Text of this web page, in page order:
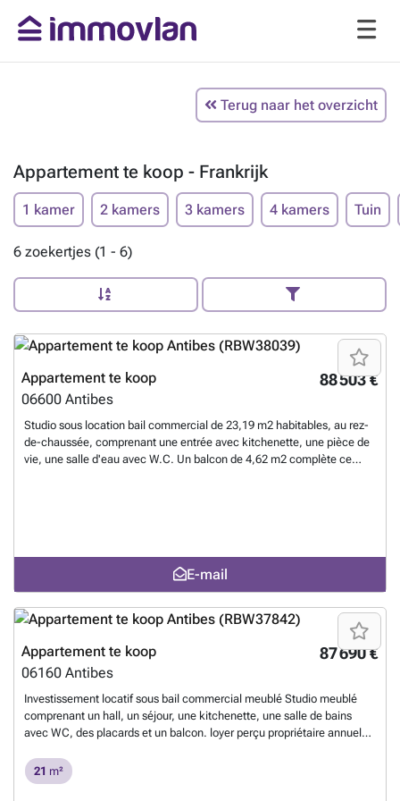
Terug naar het overzicht
Appartement te koop - Frankrijk
1 kamer 2 kamers 3 kamers 4 kamers Tuin
6 zoekertjes (1 - 6)
88 503 €
Appartement te koop
06600 Antibes
Studio sous location bail commercial de 23,19 m2 habitables, au rez-
de-chaussée, comprenant une entrée avec kitchenette, une pièce de
vie, une salle d'eau avec W.C. Un balcon de 4,62 m2 complète ce
contactez Patrim Riviera tel ### Bénéficiez de notre pôle dédié à
l'achat : service courtage en financement , gestion locative,
accompagnement juridique et fiscal.Meer weten?
E-mail
87 690 €
Appartement te koop
06160 Antibes
Investissement locatif sous bail commercial meublé Studio meublé
comprenant un hall, un séjour, une kitchenette, une salle de bains
avec WC, des placards et un balcon. loyer perçu propriétaire annuel
209 EUR Autres charges Fonds de Travaux ALUR Montant 111 EUR
Echeance du bail le 30/09/2033 Nouveau bail a pris effet le 1er
21 m²